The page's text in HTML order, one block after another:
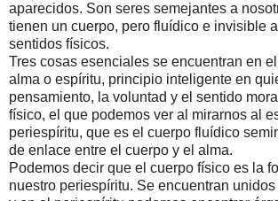
aparecidos. Son seres semejantes a
tienen un cuerpo, pero fluídico e invisible
sentidos físicos.
Tres cosas esenciales se encuentran en el
alma o espíritu, principio inteligente en
pensamiento, la voluntad y el sentido
físico, el que podemos ver al mirarnos al
periespíritu, que es el cuerpo fluídico
de enlace entre el cuerpo y el alma.
Podemos decir que el cuerpo físico es la
nuestro periespíritu. Se encuentran